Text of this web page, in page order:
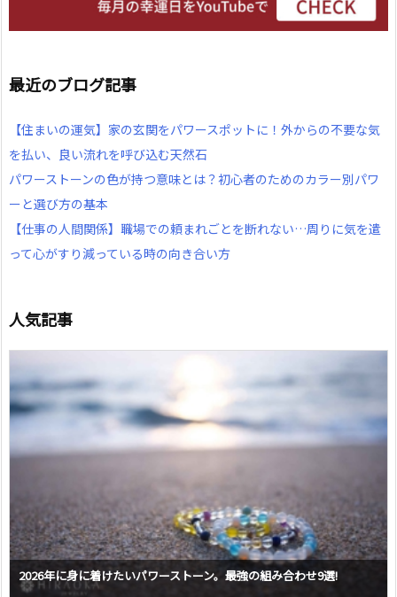
最近のブログ記事
【住まいの運気】家の玄関をパワースポットに！外からの不要な気
を払い、良い流れを呼び込む天然石
パワーストーンの色が持つ意味とは？初心者のためのカラー別パワ
ーと選び方の基本
【仕事の人間関係】職場での頼まれごとを断れない…周りに気を遣
って心がすり減っている時の向き合い方
人気記事
2026年に身に着けたいパワーストーン。最強の組み合わせ9選!